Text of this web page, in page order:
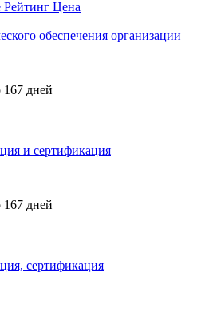
Рейтинг Цена
обеспечения организации
167 дней
и сертификация
167 дней
сертификация